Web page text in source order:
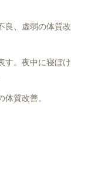
、虚弱の体質改
。夜中に寝ぼけ
質改善。